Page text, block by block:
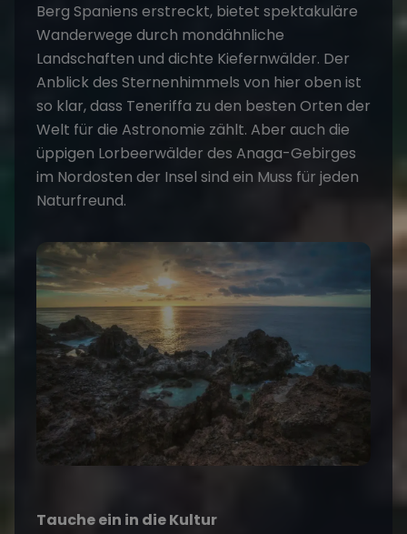
Berg Spaniens erstreckt, bietet spektakuläre
Wanderwege durch mondähnliche
Landschaften und dichte Kiefernwälder. Der
Anblick des Sternenhimmels von hier oben ist
so klar, dass Teneriffa zu den besten Orten der
Welt für die Astronomie zählt. Aber auch die
üppigen Lorbeerwälder des Anaga-Gebirges
im Nordosten der Insel sind ein Muss für jeden
Naturfreund.
Tauche ein in die Kultur